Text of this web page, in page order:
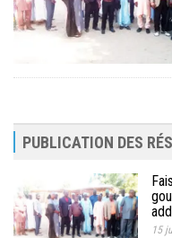
PUBLICATION DES
15